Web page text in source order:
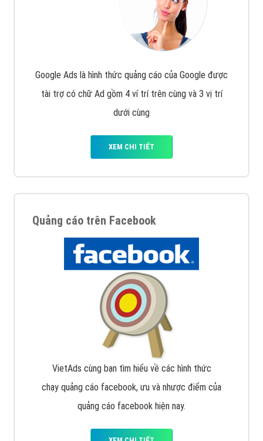
Google Ads là hình thức quảng cáo của Google được
tài trợ có chữ Ad gồm 4 ví trí trên cùng và 3 vị trí
dưới cùng
XEM CHI TIẾT
Quảng cáo trên Facebook
VietAds cùng bạn tìm hiểu về các hình thức
chạy quảng cáo facebook, ưu và nhược điểm của
quảng cáo facebook hiện nay.